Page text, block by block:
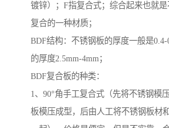
镀锌）；F指复合式；综合起来也就
复合的一种材质；
BDF结构：不锈钢板的厚度一般是
的厚度2.5mm-4mm；
BDF复合板的种类：
1、90°角手工复合式（先将不锈钢模
板模压成型，后由人工将不锈钢板材